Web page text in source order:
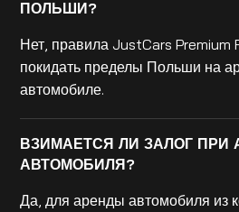
ПОЛЬШИ?
Нет, правила JustCars Premium
покидать пределы Польши на
автомобиле.
ВЗИМАЕТСЯ ЛИ ЗАЛОГ ПРИ
АВТОМОБИЛЯ?
Да, для аренды автомобиля из